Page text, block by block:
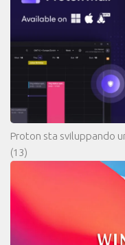
Proton sta sviluppando
(13)